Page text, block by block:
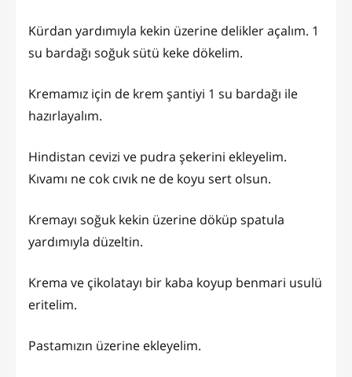
Kürdan yardımıyla kekin üzerine delikler açalım. 1
su bardağı soğuk sütü keke dökelim.
Kremamız için de krem şantiyi 1 su bardağı ile
hazırlayalım.
Hindistan cevizi ve pudra şekerini ekleyelim.
Kıvamı ne cok cıvık ne de koyu sert olsun.
Kremayı soğuk kekin üzerine döküp spatula
yardımıyla düzeltin.
Krema ve çikolatayı bir kaba koyup benmari usulü
eritelim.
Pastamızın üzerine ekleyelim.